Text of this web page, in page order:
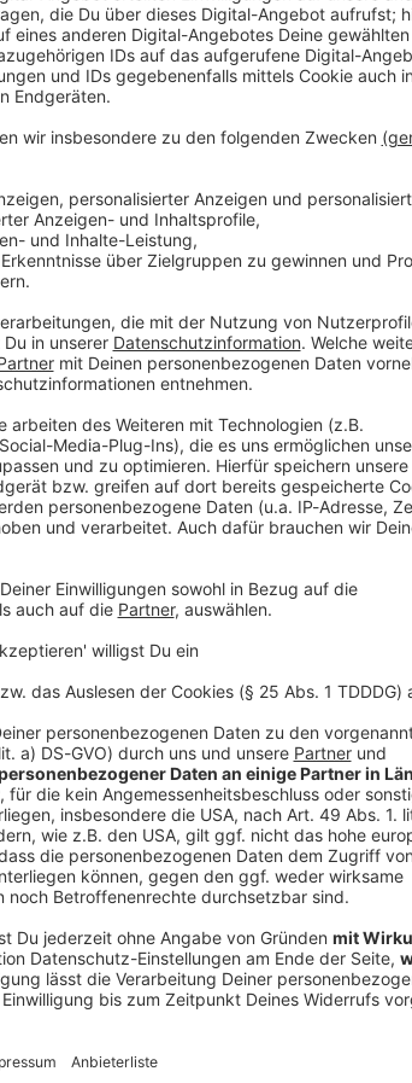
BMW-Mitarbeiter weltweit
Amtszeit von Oliver Zipse -
übernimmt den Chefposten. Der
angekündigt worden.
von vielen globalen Krisen geprägten
Nicolas Peter lobte:
klare Position bezogen und das
Kurs gehalten.»
aus Stuttgart: Mercedes-Chef Ola
er habe all die Jahre den
und dessen Team sehr geschätzt -
zu Wasser und in der Luft.»
bekannt: Michael Nikolaides